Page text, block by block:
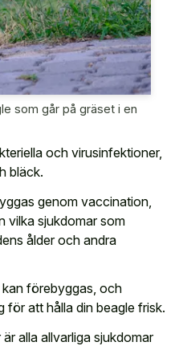
som går på gräset i en
och virusinfektioner,
bläck.
genom vaccination,
vilka sjukdomar som
ålder och andra
förebyggas, och
att hålla din beagle frisk.
alla allvarliga sjukdomar